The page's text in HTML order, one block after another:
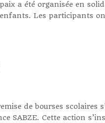
a été organisée en
Les participants
de bourses scolaires
SABZE. Cette action